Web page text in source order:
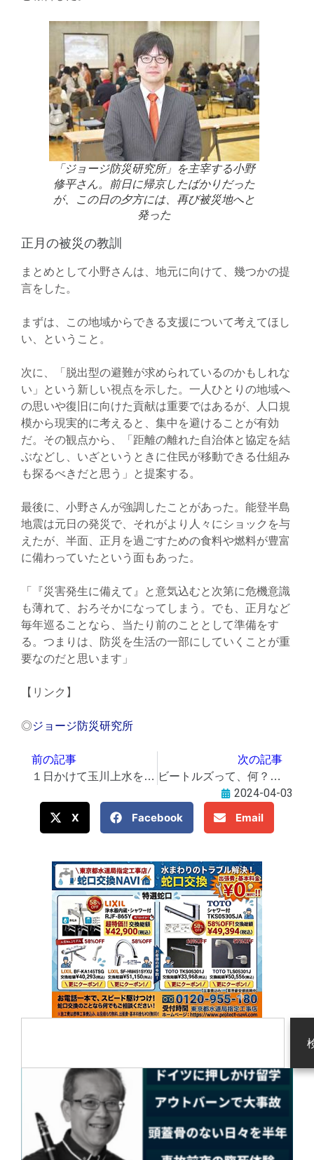
「ジョージ防災研究所」を主宰する小野
修平さん。前日に帰京したばかりだった
が、この日の夕方には、再び被災地へと
発った
正月の被災の教訓
まとめとして小野さんは、地元に向けて、幾つかの提
言をした。
まずは、この地域からできる支援について考えてほし
い、ということ。
次に、「脱出型の避難が求められているのかもしれな
い」という新しい視点を示した。一人ひとりの地域へ
の思いや復旧に向けた貢献は重要ではあるが、人口規
模から現実的に考えると、集中を避けることが有効
だ。その観点から、「距離の離れた自治体と協定を結
ぶなどし、いざというときに住民が移動できる仕組み
も探るべきだと思う」と提案する。
最後に、小野さんが強調したことがあった。能登半島
地震は元日の発災で、それがより人々にショックを与
えたが、半面、正月を過ごすための食料や燃料が豊富
に備わっていたという面もあった。
「『災害発生に備えて』と意気込むと次第に危機意識
も薄れて、おろそかになってしまう。でも、正月など
毎年巡ることなら、当たり前のこととして準備をす
る。つまりは、防災を生活の一部にしていくことが重
要なのだと思います」
【リンク】
◎ジョージ防災研究所
前の記事
１日かけて玉川上水を歩く 「奇跡の５㌔」見てほしい 28日に
次の記事
ビートルズって、何？【19】 《変わり始めていた4人の関係性》
2024-04-03
X
Facebook Email